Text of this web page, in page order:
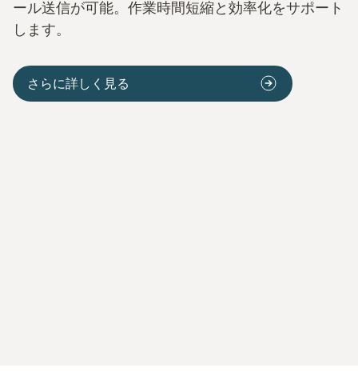
ール送信が可能。作業時間短縮と効率化をサポート
します。
さらに詳しく見る